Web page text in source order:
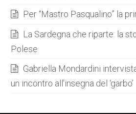
Per “Mastro Pasqualino” la
La Sardegna che riparte: la
Polese
Gabriella Mondardini
un incontro all’insegna del ‘garbo’